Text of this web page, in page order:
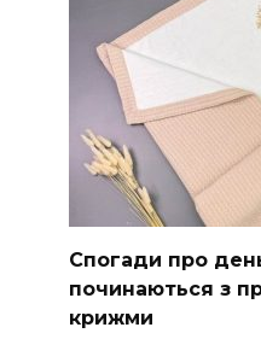
Спогади про
починаються з
крижми